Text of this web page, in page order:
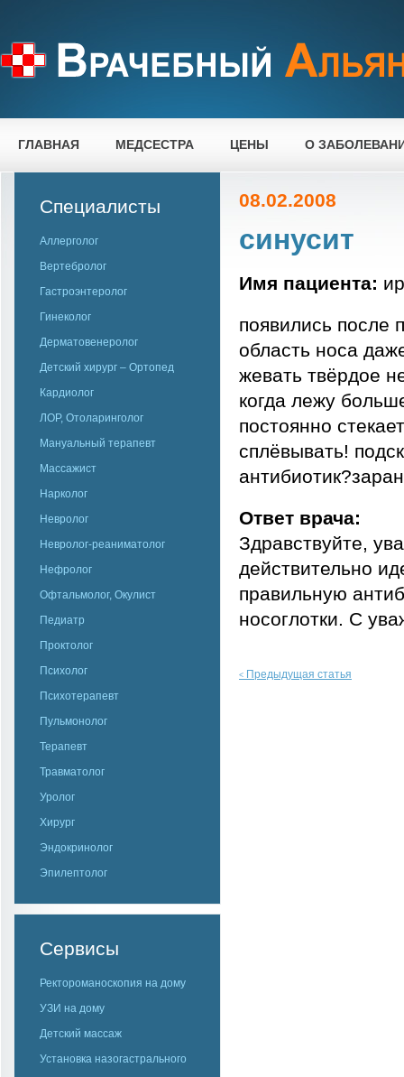
ГЛАВНАЯ МЕДСЕСТРА ЦЕНЫ О
Специалисты
Аллерголог
Вертебролог
Гастроэнтеролог
Гинеколог
Дерматовенеролог
Детский хирург – Ортопед
Кардиолог
ЛОР, Отоларинголог
Мануальный терапевт
Массажист
Нарколог
Невролог
Невролог-реаниматолог
Нефролог
Офтальмолог, Окулист
Педиатр
Проктолог
Психолог
Психотерапевт
Пульмонолог
Терапевт
Травматолог
Уролог
Хирург
Эндокринолог
Эпилептолог
Сервисы
Ректороманоскопия на дому
УЗИ на дому
Детский массаж
Установка назогастрального
08.02.2008
синусит
Имя пациента:
появились после
область носа
жевать твёрдое
когда лежу
постоянно
сплёвывать!
Ответ врача:
Здравствуйте,
действительно
правильную
носоглотки. С
< Предыдущая статья